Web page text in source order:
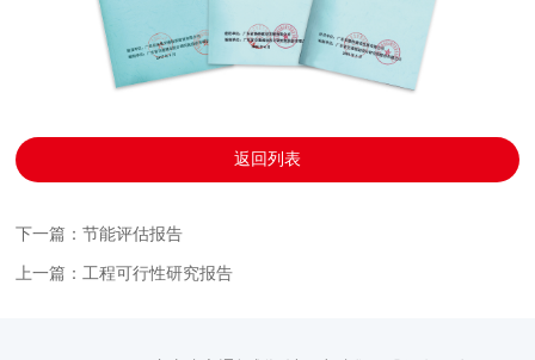
返回列表
下一篇：节能评估报告
上一篇：工程可行性研究报告